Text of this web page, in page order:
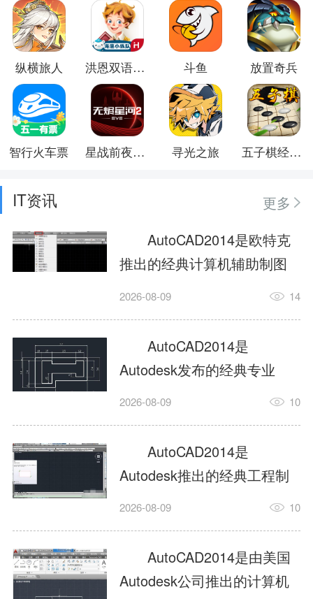
纵横旅人 洪恩双语绘本 斗鱼 放置奇兵
智行火车票 星战前夜：无烬星河 寻光之旅 五子棋经典版
IT资讯
更多
AutoCAD2014是欧特克
推出的经典计算机辅助制图
工具，主打稳定2D施工图绘
行业工程设计。版本新增图
纸标签页、实景地理地图、
协同设计交流模块，优化命
令行智能纠错与图层批量管
理，支持Win8触屏操作、点
云扫描数据导入，兼容各类
DWG图纸格式，文件互通...
2026-08-09 14
AutoCAD2014是
Autodesk发布的经典专业
CAD制图设计软件，是工程
绘图工具。软件专注精准二
维绘图、图纸编辑、参数化
设计及基础三维建模，广泛
应用于建筑设计、机械制
造、土木工程、室内设计等
多个行业。软件优化绘图流
畅度与文件兼容性，支持参
2026-08-09 10
AutoCAD2014是
Autodesk推出的经典工程制
图设计软件，主打高效精准
建模作业，适配建筑、机
械、市政、室内设计等多行
业场景。软件优化运行机制
2026-08-09 10
AutoCAD2014是由美国
Autodesk公司推出的计算机